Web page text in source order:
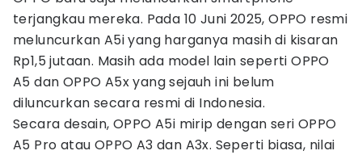
terjangkau mereka. Pada 10 Juni 2025, OPPO resmi
meluncurkan A5i yang harganya masih di kisaran
Rp1,5 jutaan. Masih ada model lain seperti OPPO
A5 dan OPPO A5x yang sejauh ini belum
diluncurkan secara resmi di Indonesia.
Secara desain, OPPO A5i mirip dengan seri OPPO
A5 Pro atau OPPO A3 dan A3x. Seperti biasa, nilai